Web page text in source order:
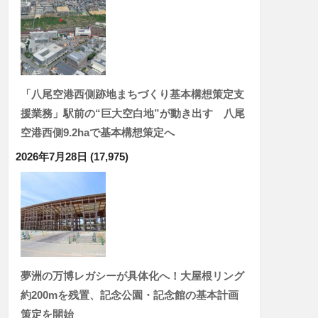
「八尾空港西側跡地まちづくり基本構想策定支
援業務」駅前の“巨大空白地”が動き出す 八尾
空港西側9.2haで基本構想策定へ
2026年7月28日 (17,975)
夢洲の万博レガシーが具体化へ！大屋根リング
約200mを残置、記念公園・記念館の基本計画
策定を開始